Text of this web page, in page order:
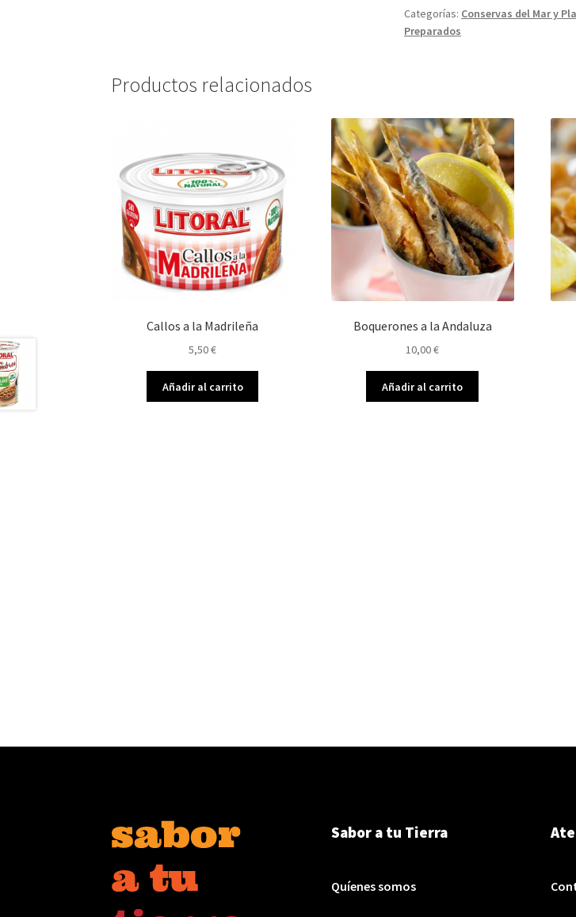
cantidad
Categorías: Conservas del Mar y
Preparados
Productos relacionados
Callos a la Madrileña
5,50€
Añadir al carrito
Boquerones a la Andaluza
10,00€
Añadir al carrito
Sabor a tu Tierra
Quíenes somos